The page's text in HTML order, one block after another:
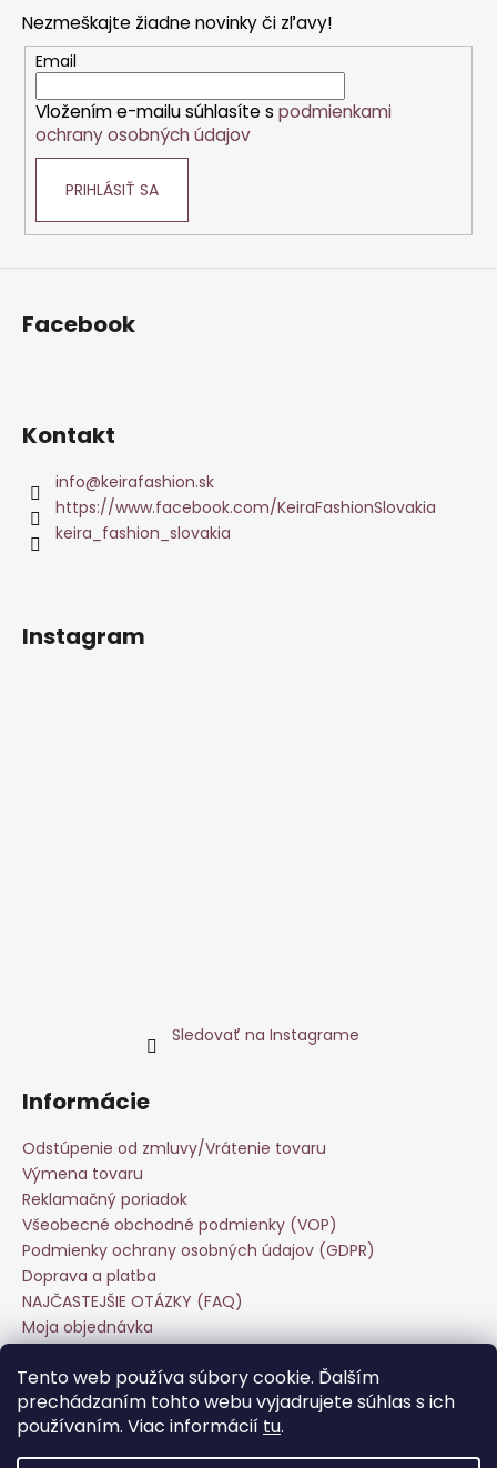
Tento web používa súbory cookie. Ďalším
prechádzaním tohto webu vyjadrujete súhlas s ich
používaním. Viac informácií tu.
Nezmeškajte žiadne novinky či zľavy!
Email
Vložením e-mailu súhlasíte s podmienkami
ochrany osobných údajov
PRIHLÁSIŤ SA
Facebook
Kontakt
info@keirafashion.sk
https://www.facebook.com/KeiraFashionSlovakia
keira_fashion_slovakia
Instagram
Sledovať na Instagrame
Informácie
Odstúpenie od zmluvy/Vrátenie tovaru
Výmena tovaru
Reklamačný poriadok
Všeobecné obchodné podmienky (VOP)
Podmienky ochrany osobných údajov (GDPR)
Doprava a platba
NAJČASTEJŠIE OTÁZKY (FAQ)
Moja objednávka
Veľkoobchod
Hodnotenie obchodu
Kontakt